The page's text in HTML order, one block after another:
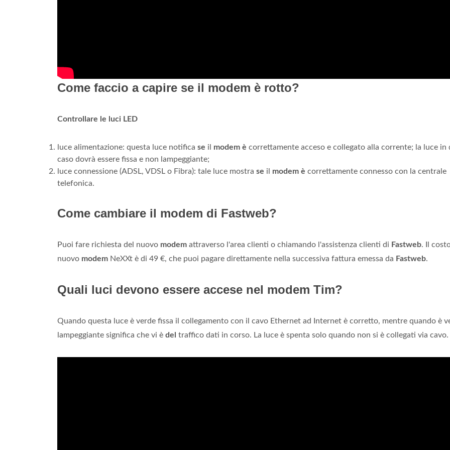
Come faccio a capire se il modem è rotto?
Controllare le luci LED
luce alimentazione: questa luce notifica se il modem è correttamente acceso e collegato alla corrente; la luce in
caso dovrà essere fissa e non lampeggiante;
luce connessione (ADSL, VDSL o Fibra): tale luce mostra se il modem è correttamente connesso con la centrale
telefonica.
Come cambiare il modem di Fastweb?
Puoi fare richiesta del nuovo modem attraverso l'area clienti o chiamando l'assistenza clienti di Fastweb. Il
nuovo modem NeXXt è di 49 €, che puoi pagare direttamente nella successiva fattura emessa da Fastweb.
Quali luci devono essere accese nel modem Tim?
Quando questa luce è verde fissa il collegamento con il cavo Ethernet ad Internet è corretto, mentre quando è
lampeggiante significa che vi è del traffico dati in corso. La luce è spenta solo quando non si è collegati via cavo.